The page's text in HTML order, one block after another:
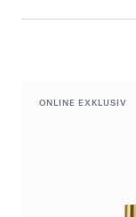
ONLINE EXKLUSIV